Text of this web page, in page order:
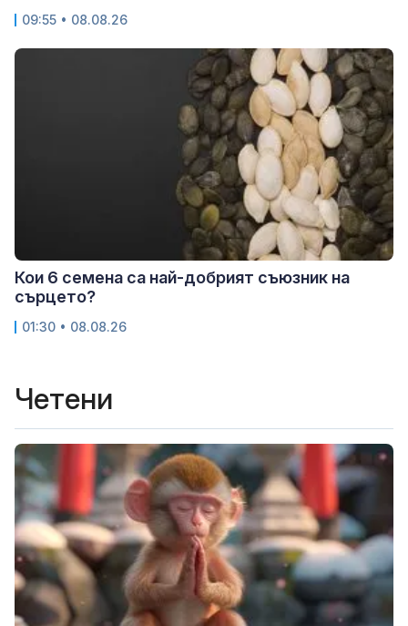
09:55 • 08.08.26
Кои 6 семена са най-добрият съюзник на
сърцето?
01:30 • 08.08.26
Четени